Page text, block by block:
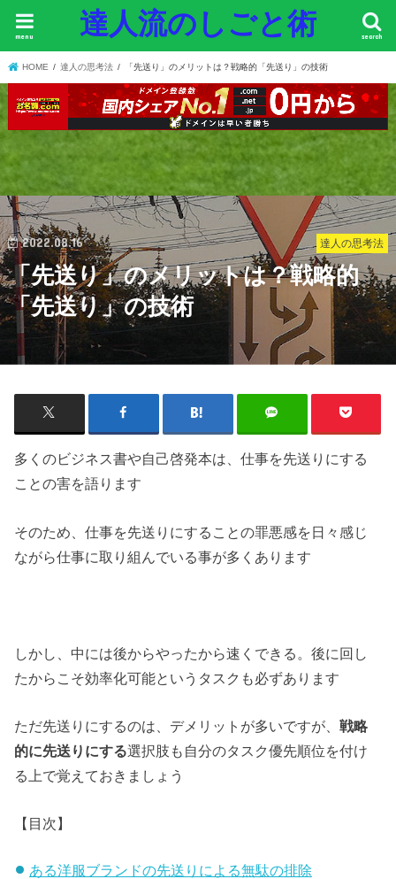
達人流のしごと術 search
menu
HOME 達人の思考法 「先送り」のメリットは？戦略的「先送り」の技術
達人の思考法
2022.08.16
「先送り」のメリットは？戦略的
「先送り」の技術
多くのビジネス書や自己啓発本は、仕事を先送りにする
ことの害を語ります
そのため、仕事を先送りにすることの罪悪感を日々感じ
ながら仕事に取り組んでいる事が多くあります
しかし、中には後からやったから速くできる。後に回し
たからこそ効率化可能というタスクも必ずあります
ただ先送りにするのは、デメリットが多いですが、戦略
的に先送りにする選択肢も自分のタスク優先順位を付け
る上で覚えておきましょう
【目次】
ある洋服ブランドの先送りによる無駄の排除